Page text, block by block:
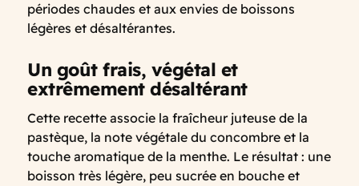
périodes chaudes et aux envies de boissons
légères et désaltérantes.
Un goût frais, végétal et
extrêmement désaltérant
Cette recette associe la fraîcheur juteuse de la
pastèque, la note végétale du concombre et la
touche aromatique de la menthe. Le résultat : une
boisson très légère, peu sucrée en bouche et